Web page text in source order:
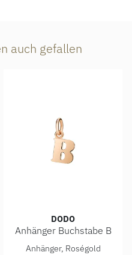
auch gefallen
Ref: DMB2004-LETAL-
DODO
Anhänger Buchstabe B
DoDo Anhänger Buchstabe
Anhänger, Roségold